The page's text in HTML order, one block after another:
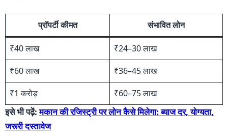
प्रॉपर्टी कीमत संभावित लोन
₹40 लाख
₹24–30 लाख
₹60 लाख
₹36–45 लाख
₹1 करोड़
₹60–75 लाख
इसे भी पढ़ें:मकान की रजिस्ट्री पर लोन कैसे मिलेगा: ब्याज दर, योग्यता,
जरूरी दस्तावेज